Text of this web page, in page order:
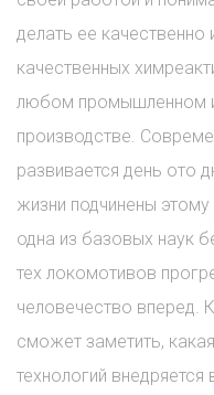
делать ее
качественных
любом промышленном
производстве.
развивается день ото
жизни подчинены этому
одна из базовых наук
тех локомотивов
человечество вперед.
сможет заметить,
технологий